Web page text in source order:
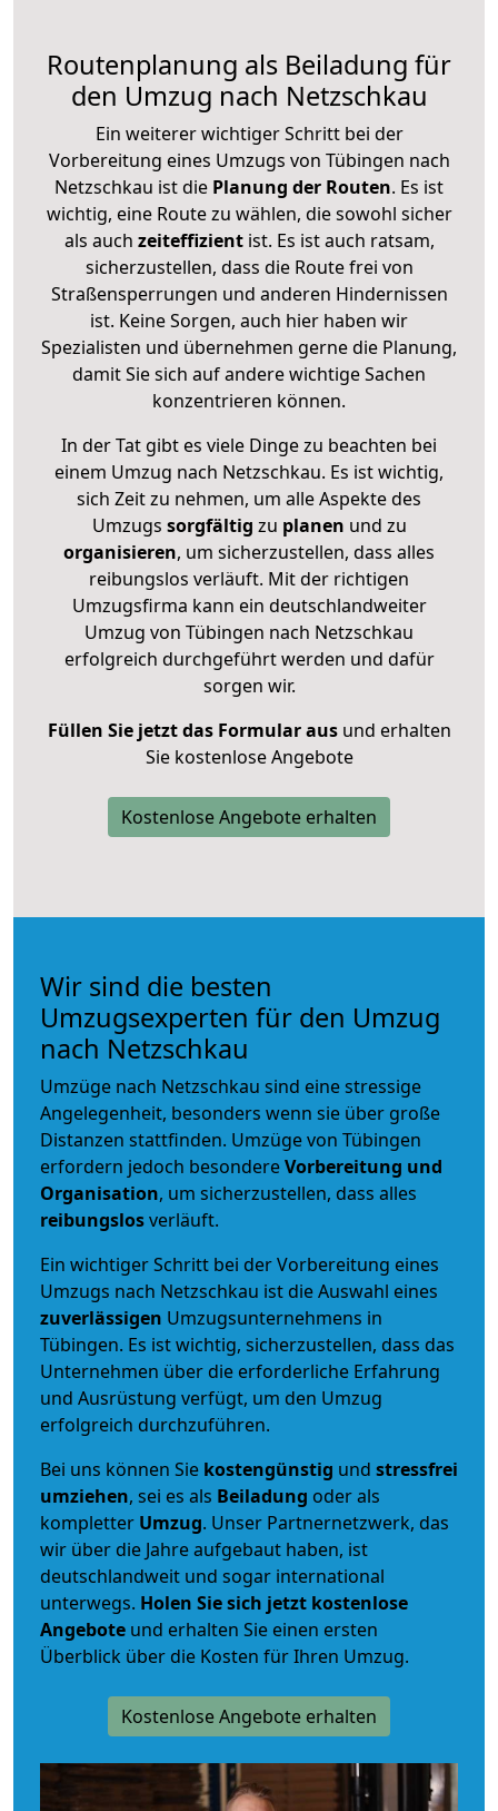
Routenplanung als Beiladung für
den Umzug nach Netzschkau
Ein weiterer wichtiger Schritt bei der
Vorbereitung eines Umzugs von Tübingen nach
Netzschkau ist die Planung der Routen. Es ist
wichtig, eine Route zu wählen, die sowohl sicher
als auch zeiteffizientist. Es ist auch ratsam,
sicherzustellen, dass die Route frei von
Straßensperrungen und anderen Hindernissen
ist. Keine Sorgen, auch hier haben wir
Spezialisten und übernehmen gerne die Planung,
damit Sie sich auf andere wichtige Sachen
konzentrieren können.
In der Tat gibt es viele Dinge zu beachten bei
einem Umzug nach Netzschkau. Es ist wichtig,
sich Zeit zu nehmen, um alle Aspekte des
Umzugs sorgfältig zu planen und zu
organisieren, um sicherzustellen, dass alles
reibungslos verläuft. Mit der richtigen
Umzugsfirma kann ein deutschlandweiter
Umzug von Tübingen nach Netzschkau
erfolgreich durchgeführt werden und dafür
sorgen wir.
Füllen Sie jetzt das Formular ausund erhalten
Sie kostenlose Angebote
Kostenlose Angebote erhalten
Wir sind die besten
Umzugsexperten für den Umzug
nach Netzschkau
Umzüge nach Netzschkau sind eine stressige
Angelegenheit, besonders wenn sie über große
Distanzen stattfinden. Umzüge von Tübingen
erfordern jedoch besondereVorbereitung und
Organisation, um sicherzustellen, dass alles
reibungslosverläuft.
Ein wichtiger Schritt bei der Vorbereitung eines
Umzugs nach Netzschkau ist die Auswahl eines
zuverlässigen Umzugsunternehmens in
Tübingen. Es ist wichtig, sicherzustellen, dass das
Unternehmen über die erforderliche Erfahrung
und Ausrüstung verfügt, um den Umzug
erfolgreich durchzuführen.
Bei uns können Sie kostengünstig und stressfrei
umziehen, sei es als Beiladung oder als
kompletter Umzug. Unser Partnernetzwerk, das
wir über die Jahre aufgebaut haben, ist
deutschlandweit und sogar international
unterwegs. Holen Sie sich jetzt kostenlose
Angebote und erhalten Sie einen ersten
Überblick über die Kosten für Ihren Umzug.
Kostenlose Angebote erhalten